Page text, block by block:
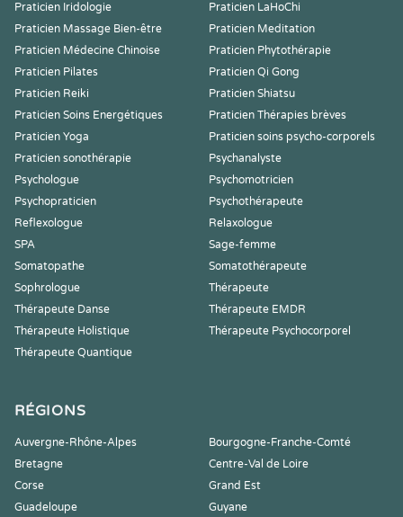
Praticien Iridologie
Praticien LaHoChi
Praticien Massage Bien-être
Praticien Meditation
Praticien Médecine Chinoise
Praticien Phytothérapie
Praticien Pilates
Praticien Qi Gong
Praticien Reiki
Praticien Shiatsu
Praticien Soins Energétiques
Praticien Thérapies brèves
Praticien Yoga
Praticien soins psycho-corporels
Praticien sonothérapie
Psychanalyste
Psychologue
Psychomotricien
Psychopraticien
Psychothérapeute
Reflexologue
Relaxologue
SPA
Sage-femme
Somatopathe
Somatothérapeute
Sophrologue
Thérapeute
Thérapeute Danse
Thérapeute EMDR
Thérapeute Holistique
Thérapeute Psychocorporel
Thérapeute Quantique
RÉGIONS
Auvergne-Rhône-Alpes
Bourgogne-Franche-Comté
Bretagne
Centre-Val de Loire
Corse
Grand Est
Guadeloupe
Guyane